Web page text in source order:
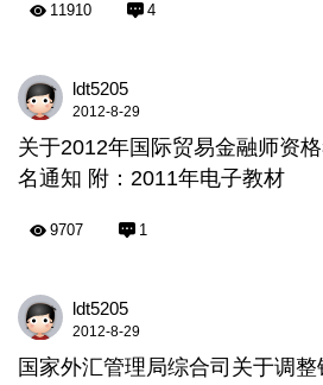
11910 4
ldt5205
2012-8-29
关于2012年国际贸易金融师资
名通知 附：2011年电子教材
9707 1
ldt5205
2012-8-29
国家外汇管理局综合司关于调